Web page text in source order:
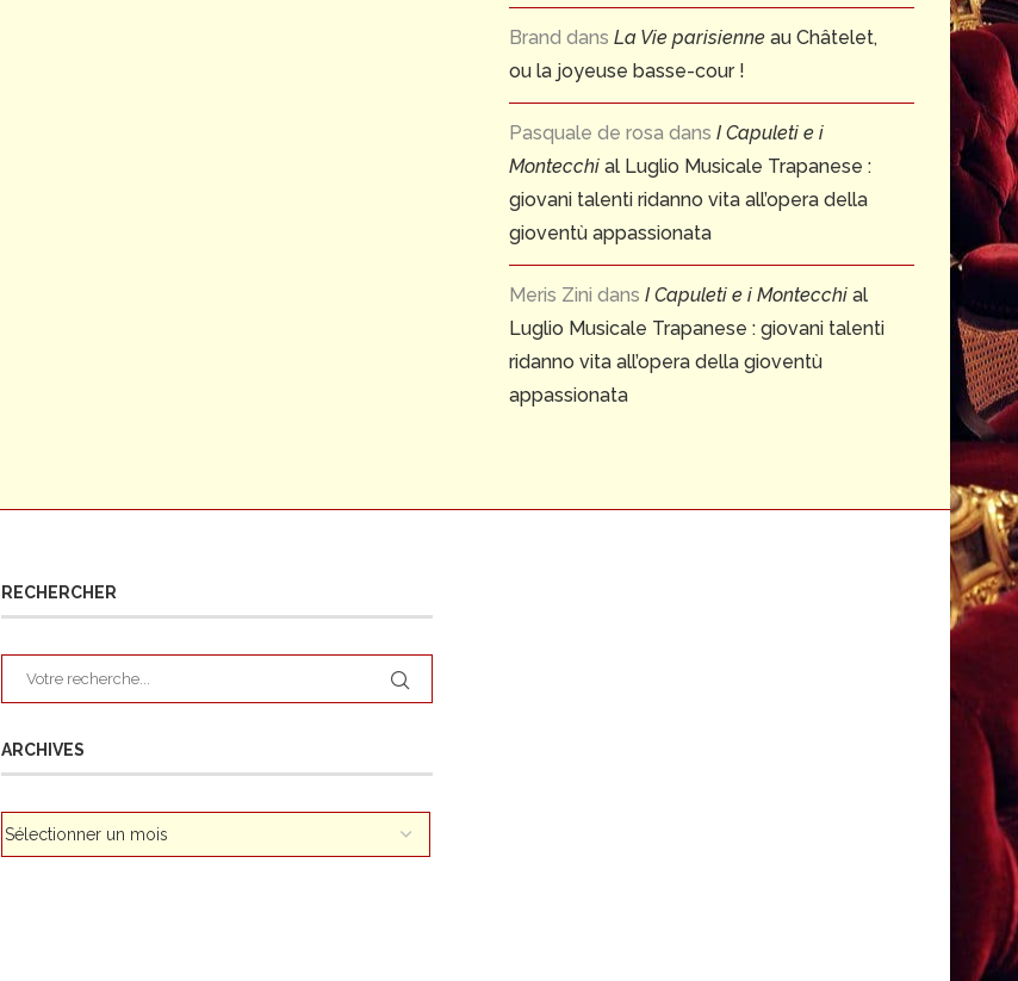
Brand dans La Vie parisienne au Châtelet,
ou la joyeuse basse-cour !
Pasquale de rosa dans I Capuleti e i
Montecchi al Luglio Musicale Trapanese :
giovani talenti ridanno vita all’opera della
gioventù appassionata
Meris Zini dans I Capuleti e i Montecchi al
Luglio Musicale Trapanese : giovani talenti
ridanno vita all’opera della gioventù
appassionata
RECHERCHER
ARCHIVES